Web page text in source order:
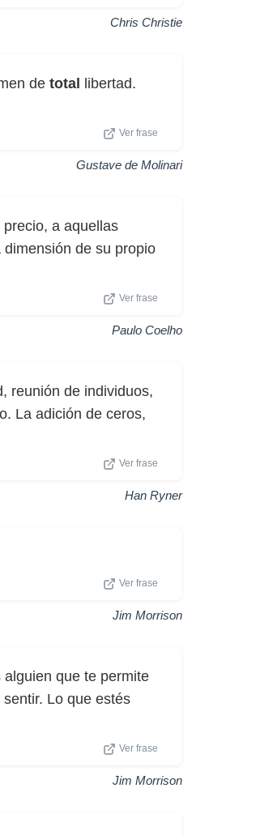
Chris Christie
de total
libertad.
Ver frase
Gustave de Molinari
a aquellas
de su propio
Ver frase
Paulo Coelho
reunión de individuos,
La adición de ceros,
Ver frase
Han Ryner
Ver frase
Jim Morrison
que te permite
Lo que estés
Ver frase
Jim Morrison